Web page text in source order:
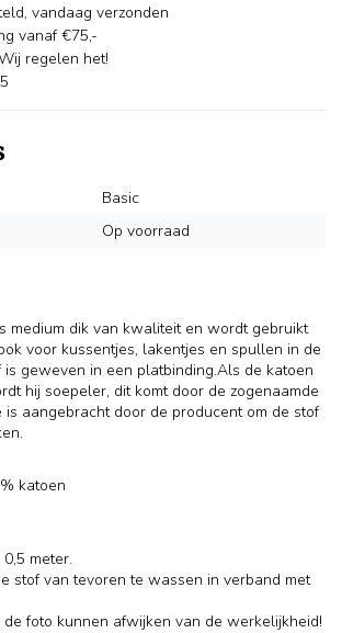
vandaag verzonden
vanaf €75,-
regelen het!
Basic
Op voorraad
medium dik van kwaliteit en wordt gebruikt
voor kussentjes, lakentjes en spullen in de
is geweven in een platbinding.Als de katoen
hij soepeler, dit komt door de zogenaamde
is aangebracht door de producent om de stof
katoen
meter.
stof van tevoren te wassen in verband met
foto kunnen afwijken van de werkelijkheid!